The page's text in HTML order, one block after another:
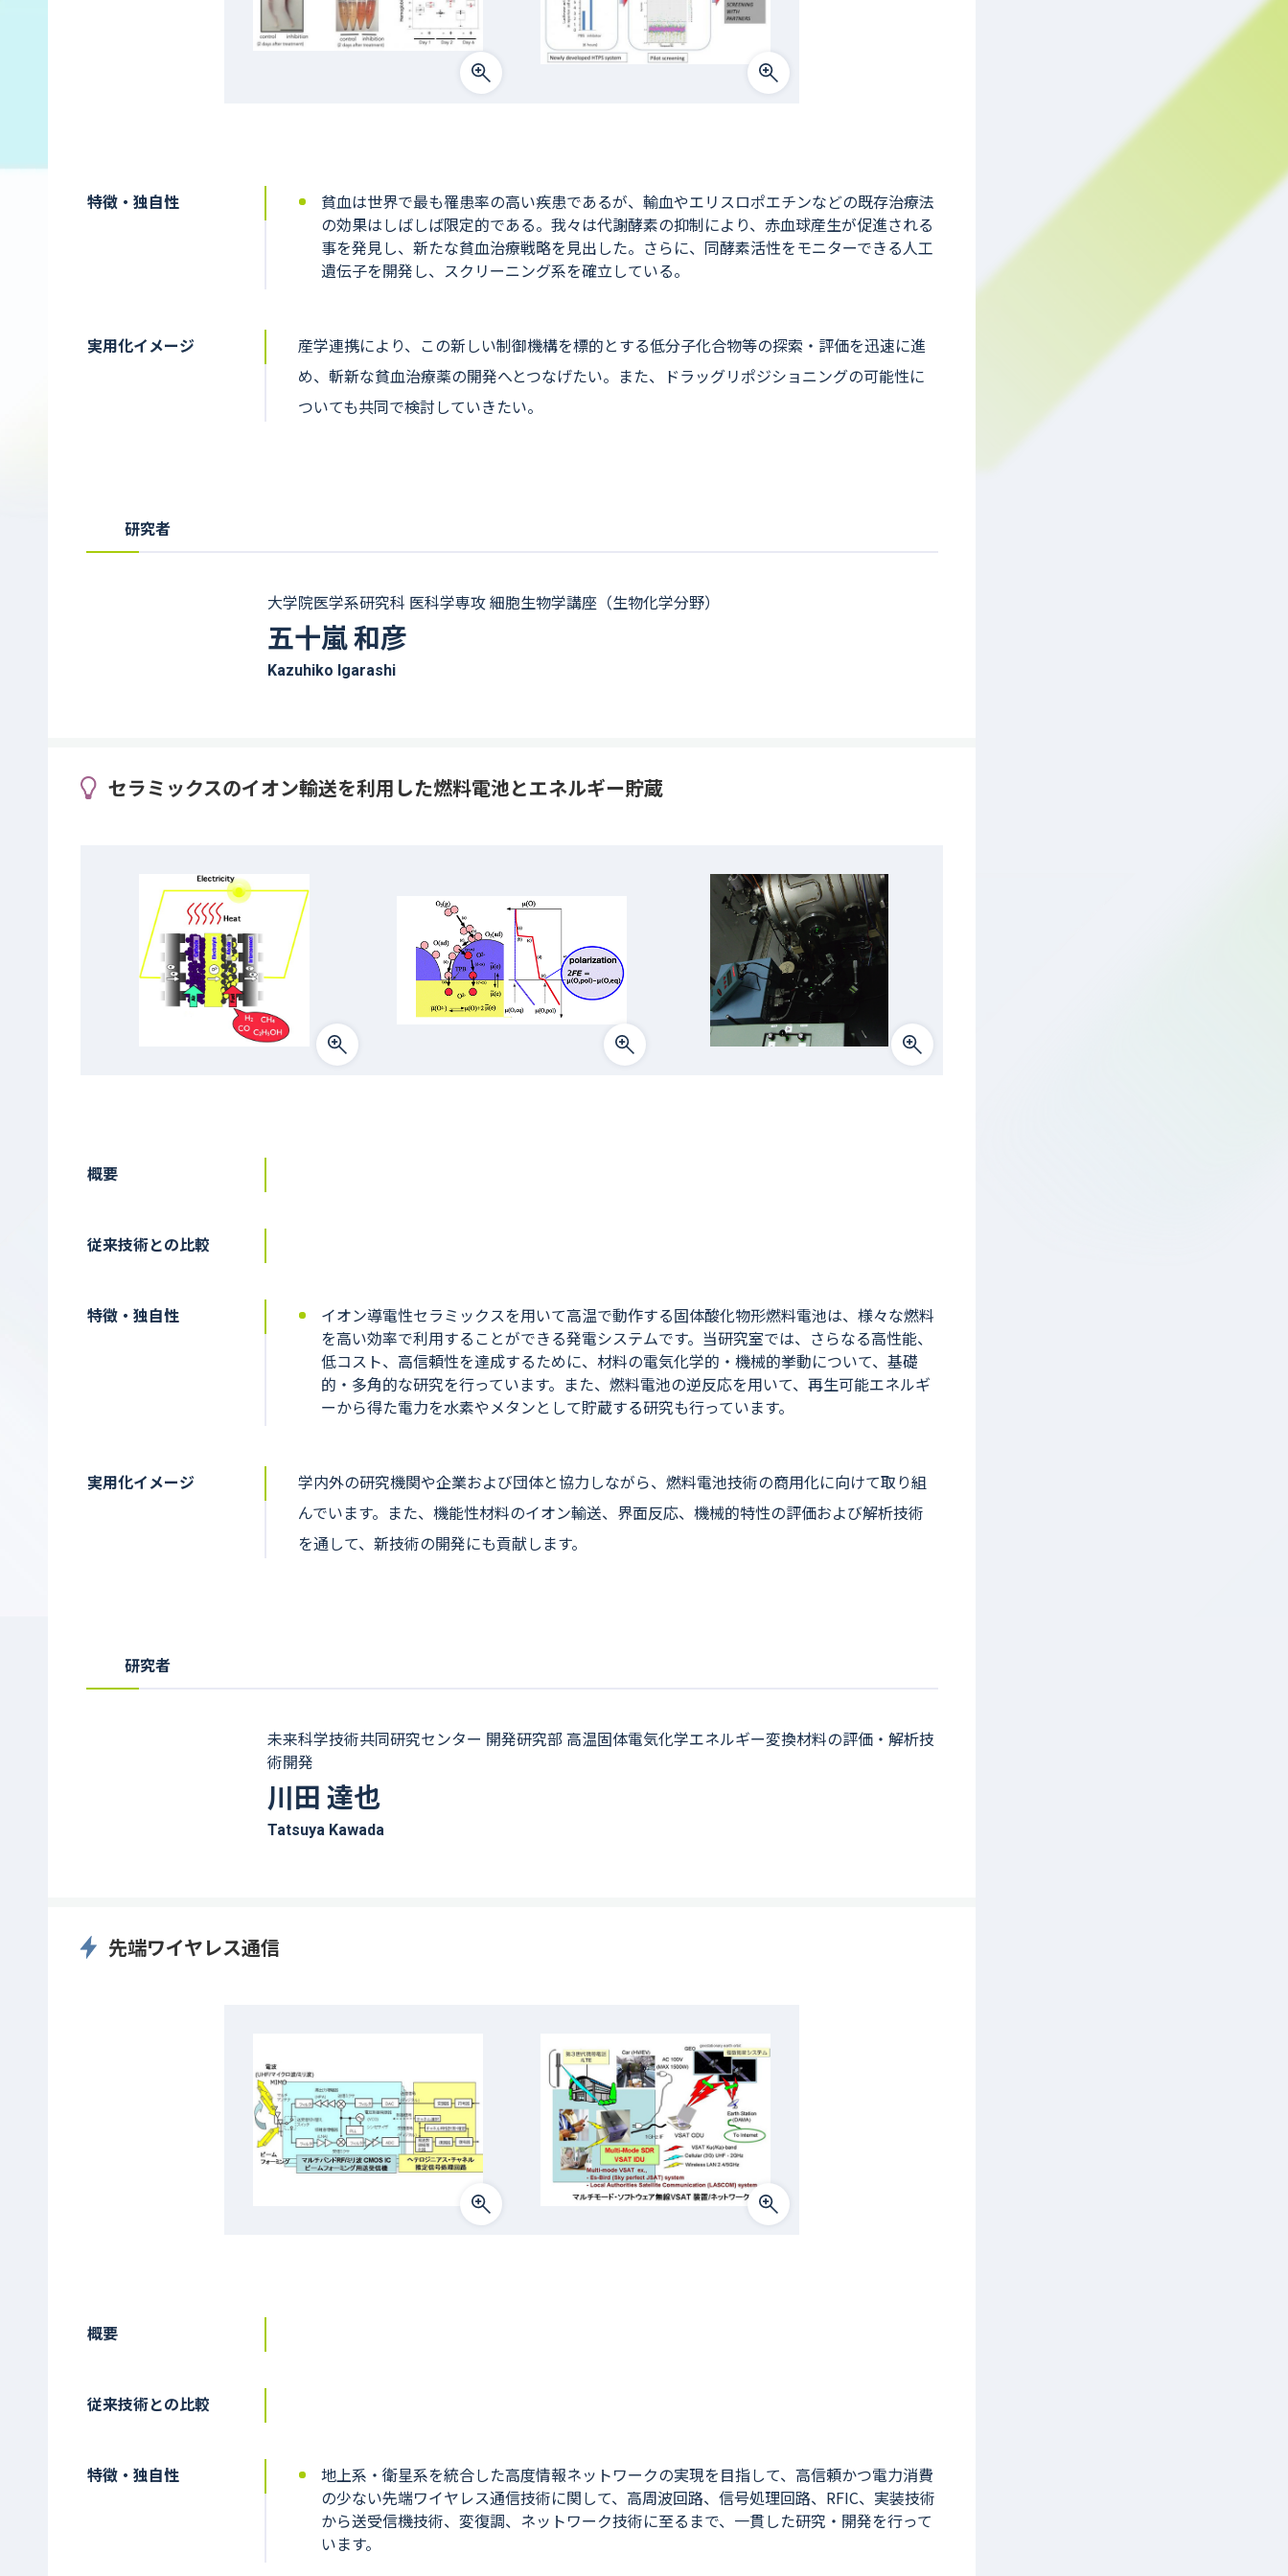
特徴・独自性
貧血は世界で最も罹患率の高い疾患であるが、輸血やエリスロポエチンなどの既存治療法
の効果はしばしば限定的である。我々は代謝酵素の抑制により、赤血球産生が促進される
事を発見し、新たな貧血治療戦略を見出した。さらに、同酵素活性をモニターできる人工
遺伝子を開発し、スクリーニング系を確立している。
実用化イメージ
産学連携により、この新しい制御機構を標的とする低分子化合物等の探索・評価を迅速に進
め、斬新な貧血治療薬の開発へとつなげたい。また、ドラッグリポジショニングの可能性に
ついても共同で検討していきたい。
研究者
大学院医学系研究科 医科学専攻 細胞生物学講座（生物化学分野）
五十嵐 和彦
Kazuhiko Igarashi
セラミックスのイオン輸送を利用した燃料電池とエネルギー貯蔵
概要
従来技術との比較
特徴・独自性
イオン導電性セラミックスを用いて高温で動作する固体酸化物形燃料電池は、様々な燃料
を高い効率で利用することができる発電システムです。当研究室では、さらなる高性能、
低コスト、高信頼性を達成するために、材料の電気化学的・機械的挙動について、基礎
的・多角的な研究を行っています。また、燃料電池の逆反応を用いて、再生可能エネルギ
ーから得た電力を水素やメタンとして貯蔵する研究も行っています。
実用化イメージ
学内外の研究機関や企業および団体と協力しながら、燃料電池技術の商用化に向けて取り組
んでいます。また、機能性材料のイオン輸送、界面反応、機械的特性の評価および解析技術
を通して、新技術の開発にも貢献します。
研究者
未来科学技術共同研究センター 開発研究部 高温固体電気化学エネルギー変換材料の評価・解析技
術開発
川田 達也
Tatsuya Kawada
先端ワイヤレス通信
概要
従来技術との比較
特徴・独自性
地上系・衛星系を統合した高度情報ネットワークの実現を目指して、高信頼かつ電力消費
の少ない先端ワイヤレス通信技術に関して、高周波回路、信号処理回路、RFIC、実装技術
から送受信機技術、変復調、ネットワーク技術に至るまで、一貫した研究・開発を行って
います。